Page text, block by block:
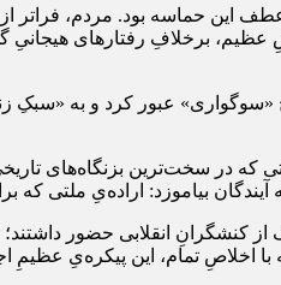
بود. مردم، فراتر از
برخلافِ رفتارهای هیجانیِ
عبور کرد و به «سبکِ
که در سخت‌ترین بزنگاه‌های
آیندگان بیاموزد: اراده‌یِ
کنشگرانِ انقلابی حضور
با اخلاصِ تمام، این پیکره‌یِ